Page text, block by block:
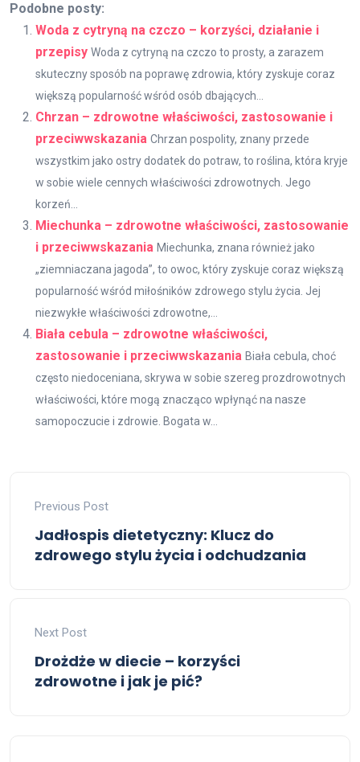
Podobne posty:
Woda z cytryną na czczo – korzyści, działanie i
przepisy Woda z cytryną na czczo to prosty, a zarazem
skuteczny sposób na poprawę zdrowia, który zyskuje coraz
większą popularność wśród osób dbających...
Chrzan – zdrowotne właściwości, zastosowanie i
przeciwwskazania Chrzan pospolity, znany przede
wszystkim jako ostry dodatek do potraw, to roślina, która kryje
w sobie wiele cennych właściwości zdrowotnych. Jego
korzeń...
Miechunka – zdrowotne właściwości, zastosowanie
i przeciwwskazania Miechunka, znana również jako
„ziemniaczana jagoda”, to owoc, który zyskuje coraz większą
popularność wśród miłośników zdrowego stylu życia. Jej
niezwykłe właściwości zdrowotne,...
Biała cebula – zdrowotne właściwości,
zastosowanie i przeciwwskazania Biała cebula, choć
często niedoceniana, skrywa w sobie szereg prozdrowotnych
właściwości, które mogą znacząco wpłynąć na nasze
samopoczucie i zdrowie. Bogata w...
Previous Post
Jadłospis dietetyczny: Klucz do
zdrowego stylu życia i odchudzania
Next Post
Drożdże w diecie – korzyści
zdrowotne i jak je pić?